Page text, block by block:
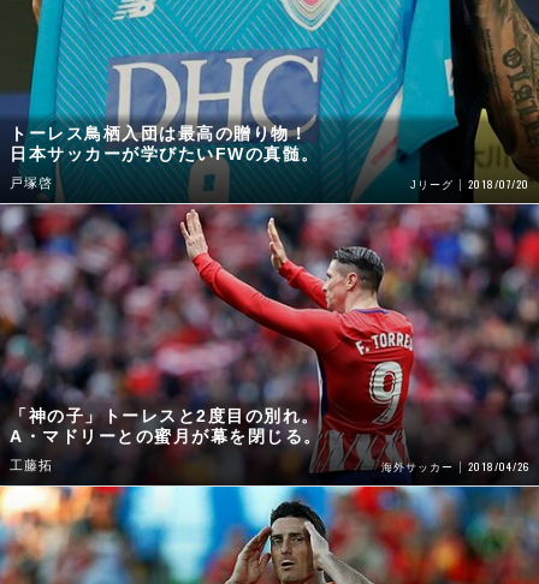
トーレス鳥栖入団は最高の贈り物！
日本サッカーが学びたいFWの真髄。
戸塚啓 Jリーグ 2018/07/20
「神の子」トーレスと2度目の別れ。
A・マドリーとの蜜月が幕を閉じる。
工藤拓 海外サッカー 2018/04/26